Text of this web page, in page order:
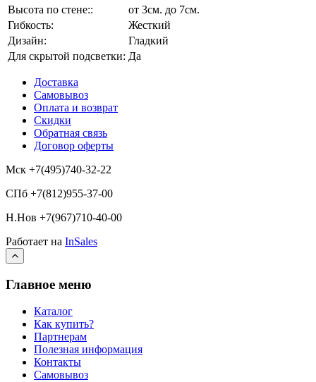
Высота по стене::
от 3см. до 7см.
Гибкость:
Жесткий
Дизайн:
Гладкий
Для скрытой подсветки: Да
Доставка
Самовывоз
Оплата и возврат
Скидки
Обратная связь
Договор оферты
Мск +7(495)740-32-22
СПб +7(812)955-37-00
Н.Нов +7(967)710-40-00
Работает на InSales
Главное меню
Каталог
Как купить?
Партнерам
Полезная информация
Контакты
Самовывоз